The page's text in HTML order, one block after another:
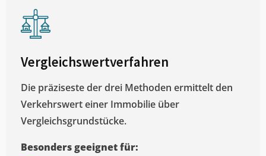
Vergleichswertverfahren
Die präziseste der drei Methoden ermittelt den
Verkehrswert einer Immobilie über
Vergleichsgrundstücke.
Besonders geeignet für: